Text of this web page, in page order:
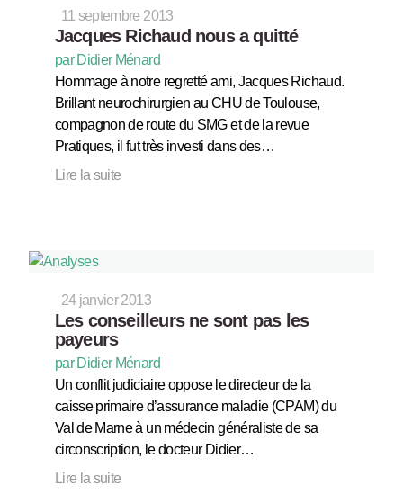
11 septembre 2013
Jacques Richaud nous a quitté
par Didier Ménard
Hommage à notre regretté ami, Jacques Richaud.
Brillant neurochirurgien au CHU de Toulouse,
compagnon de route du SMG et de la revue
Pratiques, il fut très investi dans des…
Lire la suite
24 janvier 2013
Les conseilleurs ne sont pas les
payeurs
par Didier Ménard
Un conflit judiciaire oppose le directeur de la
caisse primaire d’assurance maladie (CPAM) du
Val de Marne à un médecin généraliste de sa
circonscription, le docteur Didier…
Lire la suite